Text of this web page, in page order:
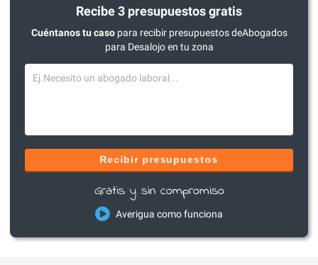
Recibe 3 presupuestos gratis
Cuéntanos tu casopara recibir presupuestos deAbogados
para Desalojo en tu zona
Recibir presupuestos
Gratis y sin compromiso
Averigua como funciona